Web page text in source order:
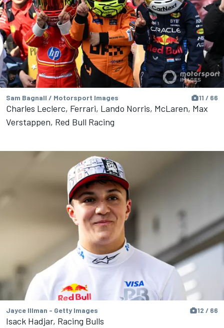
Sam Bagnall / Motorsport Images 11 / 66
Charles Leclerc, Ferrari, Lando Norris, McLaren, Max
Verstappen, Red Bull Racing
Jayce Illman - Getty Images 12 / 66
Isack Hadjar, Racing Bulls